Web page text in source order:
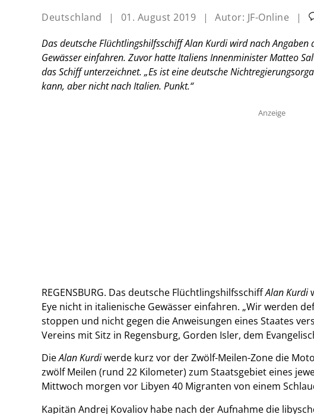
Deutschland | 01. August 2019 | Autor: JF-Online |
Das deutsche Flüchtlingshilfsschiff Alan Kurdi wird nach
Gewässer einfahren. Zuvor hatte Italiens Innenminister Matteo
das Schiff unterzeichnet. „Es ist eine deutsche
kann, aber nicht nach Italien. Punkt.“
Anzeige
REGENSBURG. Das deutsche FlüchtlingshilfsschiffAlan Kurdi
Eye nicht in italienische Gewässer einfahren. „Wir werden
stoppen und nicht gegen die Anweisungen eines Staates
Vereins mit Sitz in Regensburg, Gorden Isler, dem
DieAlan Kurdiwerde kurz vor der Zwölf-Meilen-Zone die
zwölf Meilen (rund 22 Kilometer) zum Staatsgebiet eines
Mittwoch morgen vor Libyen 40 Migranten von einem
Kapitän Andrej Kovaliov habe nach der Aufnahme die